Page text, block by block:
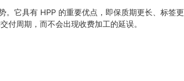
。它具有 HPP 的重要优点，即保质期更长、标签更
付周期，而不会出现收费加工的延误。